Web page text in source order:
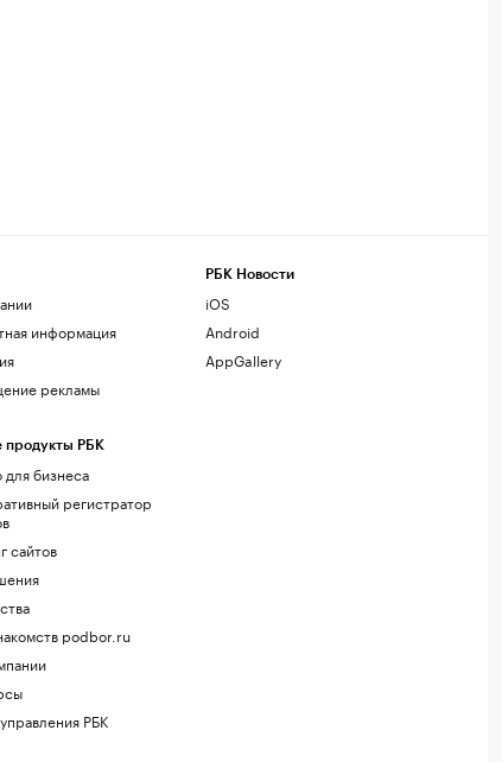
информация
рекламы
продукты РБК
бизнеса
регистратор
сайтов
podbor.ru
РБК
РБК Новости
iOS
Android
AppGallery